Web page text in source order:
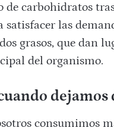
de carbohidratos
las
grasos, que dan
del organismo.
consumimos